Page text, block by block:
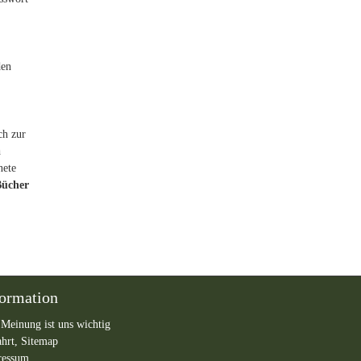
zur
ist uns wichtig
Sitemap